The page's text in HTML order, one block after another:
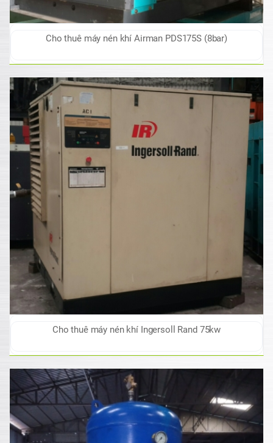
Cho thuê máy nén khí Airman PDS175S (8bar)
Cho thuê máy nén khí Ingersoll Rand 75kw